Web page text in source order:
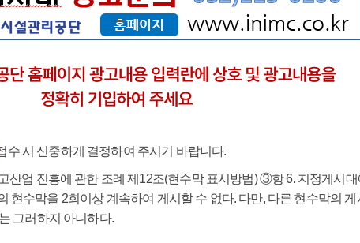
수 시 신중하게 결정하여 주시기 바랍니다.
산업 진흥에 관한 조례 제12조(현수막 표시방법) ③항 6. 지정게시대
현수막을 2회이상 계속하여 게시할 수 없다. 다만, 다른 현수막의
그러하지 아니하다.